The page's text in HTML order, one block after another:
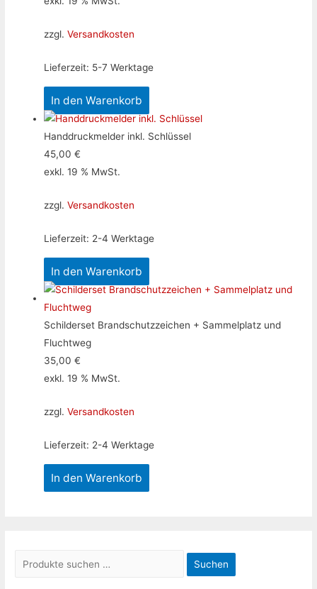
Suchen
zzgl.Versandkosten
Lieferzeit: 5-7 Werktage
In den Warenkorb
Handdruckmelder inkl. Schlüssel
45,00€
exkl. 19 % MwSt.
zzgl.Versandkosten
Lieferzeit: 2-4 Werktage
In den Warenkorb
Schilderset Brandschutzzeichen + Sammelplatz und
Fluchtweg
35,00€
exkl. 19 % MwSt.
zzgl.Versandkosten
Lieferzeit: 2-4 Werktage
In den Warenkorb